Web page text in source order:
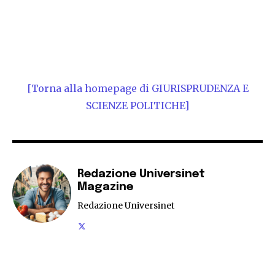
[Torna alla homepage di GIURISPRUDENZA E
SCIENZE POLITICHE]
Redazione Universinet
Magazine
Redazione Universinet